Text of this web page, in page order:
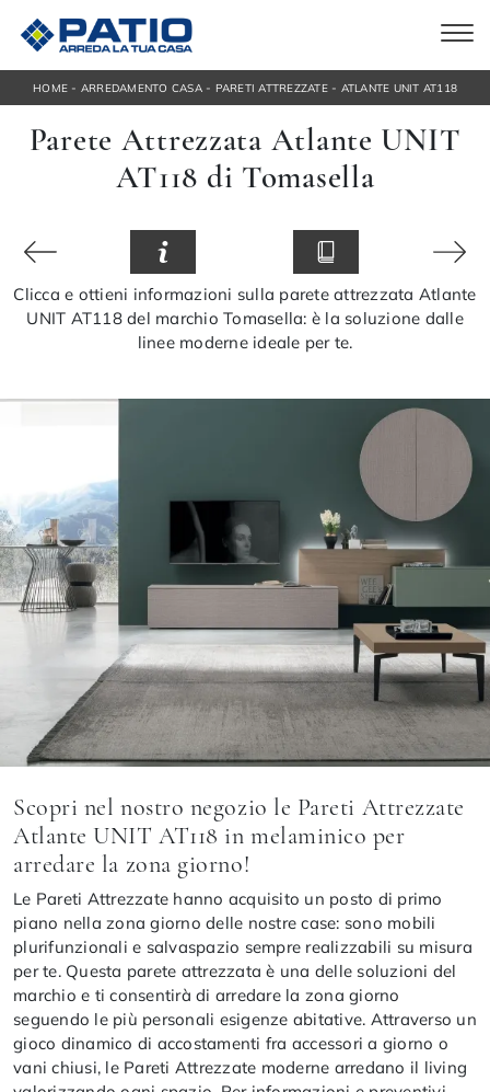
HOME - ARREDAMENTO CASA- PARETI ATTREZZATE - ATLANTE UNIT AT118
Parete Attrezzata Atlante UNIT
AT118 di Tomasella
Clicca e ottieni informazioni sulla parete attrezzata Atlante
UNIT AT118 del marchio Tomasella: è la soluzione dalle
linee moderne ideale per te.
Scopri nel nostro negozio le Pareti Attrezzate
Atlante UNIT AT118 in melaminico per
arredare la zona giorno!
Le Pareti Attrezzate hanno acquisito un posto di primo
piano nella zona giorno delle nostre case: sono mobili
plurifunzionali e salvaspazio sempre realizzabili su misura
per te. Questa parete attrezzata è una delle soluzioni del
marchio e ti consentirà di arredare la zona giorno
seguendo le più personali esigenze abitative. Attraverso un
gioco dinamico di accostamenti fra accessori a giorno o
vani chiusi, le Pareti Attrezzate moderne arredano il living